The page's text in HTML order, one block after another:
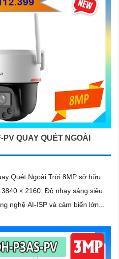
QUAY QUÉT NGOÀI
Quét Ngoài Trời 8MP sở hữu
nhạy sáng siêu
nghệ AI-ISP và cảm biến lớn...